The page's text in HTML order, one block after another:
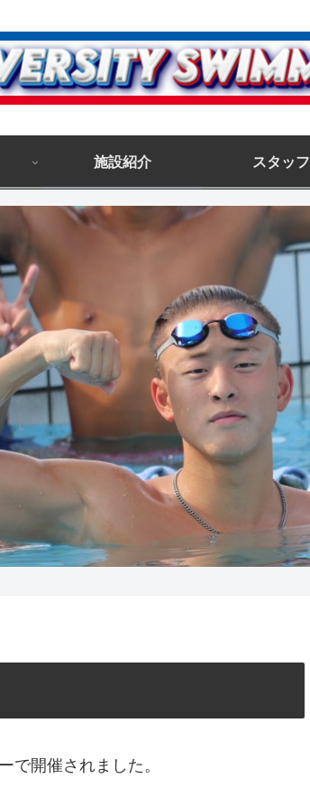
施設紹介 スタッフ
開催されました。